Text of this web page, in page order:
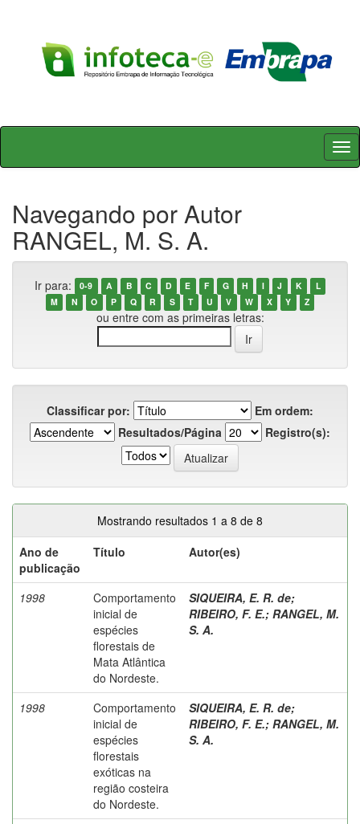
Skip
Navegando por Autor
RANGEL, M. S. A.
Ir para: 0-9 A B C D E F G H I J K
L
M
N O P Q R S T U V W X Y Z
ou entre com as primeiras letras:
Classificar por:
Em ordem:
Resultados/Página
Registro(s):
Mostrando resultados 1 a 8 de 8
Ano de
publicação
Título Autor(es)
1998
Comportamento
inicial de
espécies
florestais de
Mata Atlântica
do Nordeste.
SIQUEIRA, E. R. de;
RIBEIRO, F. E.; RANGEL, M.
S. A.
1998
Comportamento
inicial de
espécies
florestais
exóticas na
região costeira
do Nordeste.
SIQUEIRA, E. R. de;
RIBEIRO, F. E.; RANGEL, M.
S. A.